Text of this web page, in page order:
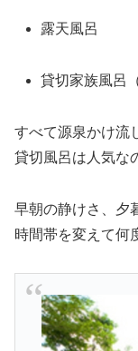
露天風呂
貸切家族風呂
すべて源泉かけ流
貸切風呂は人気な
早朝の静けさ、夕
時間帯を変えて何